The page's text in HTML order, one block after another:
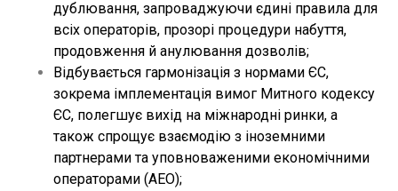
дублювання, запроваджуючи єдині правила для
всіх операторів, прозорі процедури набуття,
продовження й анулювання дозволів;
Відбувається гармонізація з нормами ЄС,
зокрема імплементація вимог Митного кодексу
ЄС, полегшує вихід на міжнародні ринки, а
також спрощує взаємодію з іноземними
партнерами та уповноваженими економічними
операторами (AEO);